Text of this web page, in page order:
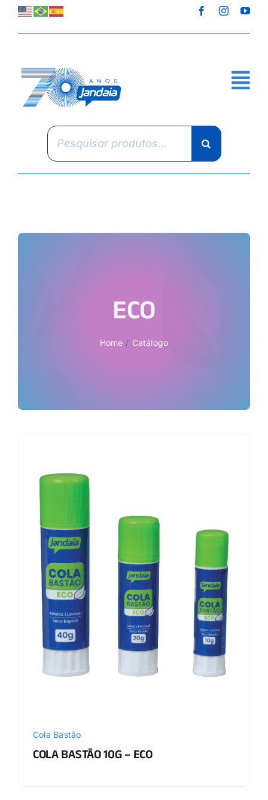
Skip
Pesquisar
produtos
ECO
Home Catálogo
Cola Bastão
COLA BASTÃO 10G – ECO